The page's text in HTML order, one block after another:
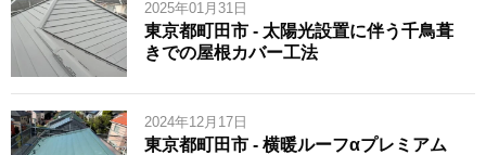
2025年01月31日
東京都町田市 - 太陽光設置に伴う千鳥葺
きでの屋根カバー工法
2024年12月17日
東京都町田市 - 横暖ルーフαプレミアム